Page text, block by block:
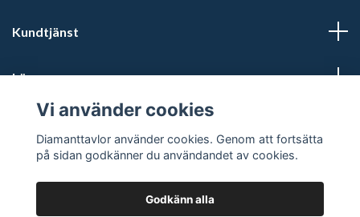
Kundtjänst
Läs mer
Vi använder cookies
Diamanttavlor använder cookies. Genom att fortsätta
på sidan godkänner du användandet av cookies.
Godkänn alla